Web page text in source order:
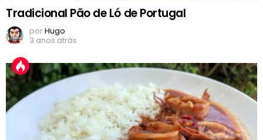
Tradicional Pão de Ló de Portugal
porHugo
3 anos atrás